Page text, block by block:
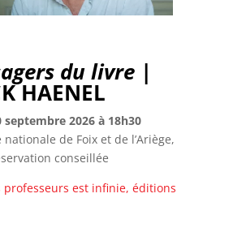
du livre |
HAENEL
septembre 2026 à 18h30
nationale de Foix et de l’Ariège,
conseillée
professeurs est infinie, éditions